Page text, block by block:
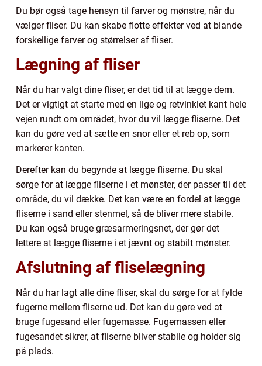
Du bør også tage hensyn til farver og mønstre, når du
vælger fliser. Du kan skabe flotte effekter ved at blande
forskellige farver og størrelser af fliser.
Lægning af fliser
Når du har valgt dine fliser, er det tid til at lægge dem.
Det er vigtigt at starte med en lige og retvinklet kant hele
vejen rundt om området, hvor du vil lægge fliserne. Det
kan du gøre ved at sætte en snor eller et reb op, som
markerer kanten.
Derefter kan du begynde at lægge fliserne. Du skal
sørge for at lægge fliserne i et mønster, der passer til det
område, du vil dække. Det kan være en fordel at lægge
fliserne i sand eller stenmel, så de bliver mere stabile.
Du kan også bruge græsarmeringsnet, der gør det
lettere at lægge fliserne i et jævnt og stabilt mønster.
Afslutning af fliselægning
Når du har lagt alle dine fliser, skal du sørge for at fylde
fugerne mellem fliserne ud. Det kan du gøre ved at
bruge fugesand eller fugemasse. Fugemassen eller
fugesandet sikrer, at fliserne bliver stabile og holder sig
på plads.